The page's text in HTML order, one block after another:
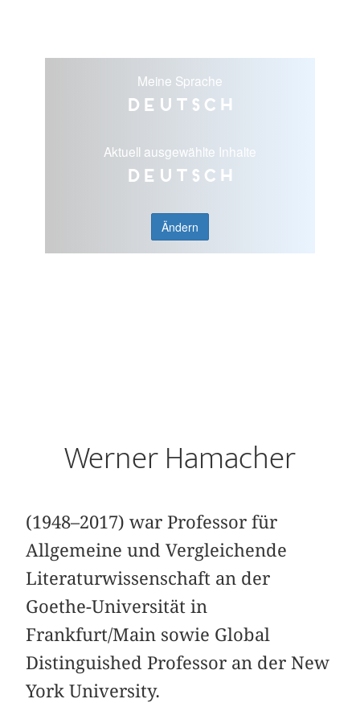
Meine Sprache
Deutsch
Aktuell ausgewählte Inhalte
Deutsch
Ändern
Werner Hamacher
(1948–2017) war Professor für
Allgemeine und Vergleichende
Literaturwissenschaft an der
Goethe-Universität in
Frankfurt/Main sowie Global
Distinguished Professor an der New
York University.